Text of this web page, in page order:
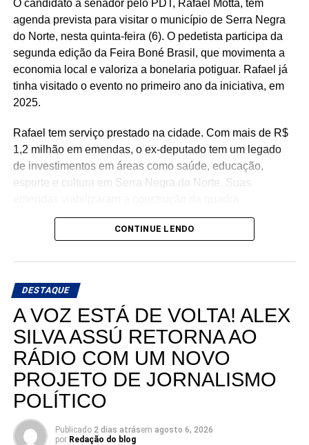
benefício.
Especialistas que analisaram os dados também atribuem
esse resultado ao trabalho desenvolvido pela política
municipal de assistência social. Na avaliação deles, a
atuação da gestão da Secretaria Municipal de Trabalho,
Habitação e Assistência Social, comandada pela
secretária Suzete Pereira, tem contribuído para fortalecer
ações de inclusão social, qualificação e
acompanhamento das famílias, favorecendo a autonomia
financeira e reduzindo a dependência de programas de
O estudo também aponta que outros municípios da região
do Seridó, como Ouro Branco, Cruzeta, Jardim do Seridó
leiteira, comércio, setor público e indicadores de
desenvolvimento humano superiores aos registrados em
boa parte do interior potiguar.
Fonte: Fonte: www.mds.gov.br
O candidato a senador pelo PDT, Rafael Motta, tem
agenda prevista para visitar o município de Serra Negra
do Norte, nesta quinta-feira (6). O pedetista participa da
segunda edição da Feira Boné Brasil, que movimenta a
economia local e valoriza a bonelaria potiguar. Rafael já
tinha visitado o evento no primeiro ano da iniciativa, em
2025.
Rafael tem serviço prestado na cidade. Com mais de R$
1,2 milhão em emendas, o ex-deputado tem um legado
de investimentos em áreas como saúde, educação,
esporte e cultura em Serra Negra do Norte. Suas
poliesportiva da Praça de Eventos, além de recursos para
a reforma da Casa de Cultura, aquisição de mobiliário
fortalecimento da atenção básica e especializada em
saúde, com investimentos destinados ao município e à
APAMI.
“Foram investimentos realizados durante a nossa atuação
como deputado federal que seguem presentes na vida
das pessoas, independentemente de alinhamentos
políticos ou do apoio de prefeitos à época. O
compromisso do mandato sempre foi com as cidades e
com as pessoas, acima de qualquer disputa partidária”,
pontua Rafael.
CONTINUE LENDO
DESTAQUE
A VOZ ESTÁ DE VOLTA! ALEX
SILVA ASSÚ RETORNA AO
RÁDIO COM UM NOVO
PROJETO DE JORNALISMO
POLÍTICO
Publicado 2 dias atrásem agosto 6, 2026
por Redação do blog